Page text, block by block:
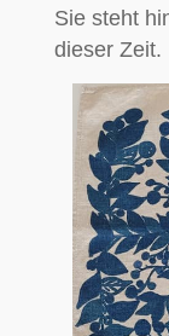
Sie steht
dieser Zeit.